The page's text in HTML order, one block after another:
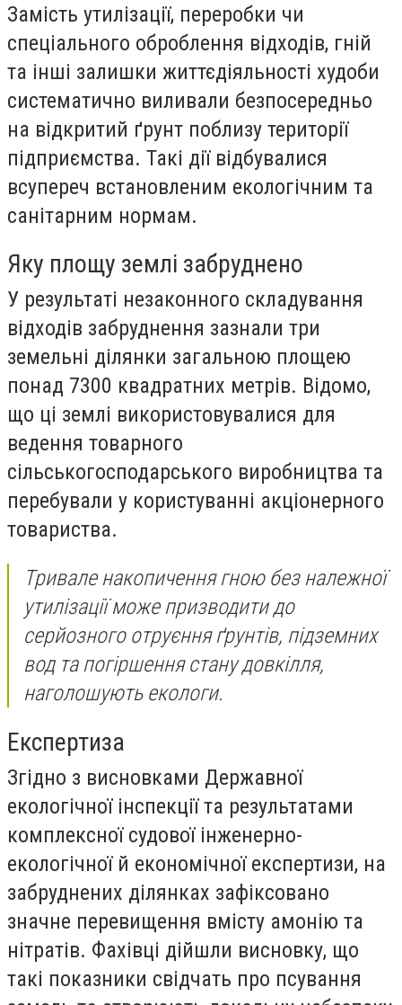
Замість утилізації, переробки чи
спеціального оброблення відходів, гній
та інші залишки життєдіяльності худоби
систематично виливали безпосередньо
на відкритий ґрунт поблизу території
підприємства. Такі дії відбувалися
всупереч встановленим екологічним та
санітарним нормам.
Яку площу землі забруднено
У результаті незаконного складування
відходів забруднення зазнали три
земельні ділянки загальною площею
понад 7300 квадратних метрів. Відомо,
що ці землі використовувалися для
ведення товарного
сільськогосподарського виробництва та
перебували у користуванні акціонерного
товариства.
Тривале накопичення гною без належної
утилізації може призводити до
серйозного отруєння ґрунтів, підземних
вод та погіршення стану довкілля,
наголошують екологи.
Експертиза
Згідно з висновками Державної
екологічної інспекції та результатами
комплексної судової інженерно-
екологічної й економічної експертизи, на
забруднених ділянках зафіксовано
значне перевищення вмісту амонію та
нітратів. Фахівці дійшли висновку, що
такі показники свідчать про псування